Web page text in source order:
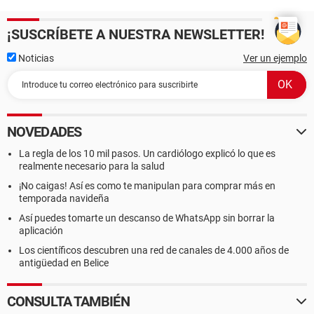
DMI Versión del motherboard
DMI Número de serie del motherboard [ TRIAL VERSION ]
DMI Fabricante del chasis
DMI Número de serie del chasis [ TRIAL VERSION ]
DMI Tipo de chasis Desktop Case
DMI Sockets de memoria Total / Libres 4 / 3
--------[ DMI ]---------------------------------------------------------------------------------------
------------------
[ BIOS ]
Propiedades del BIOS:
Fabricante Phoenix Technologies, LTD
Versión 6.00 PG
Fecha de salida 09/24/2004
Tamaño 256 KB
Dispositivos de arranque Floppy Disk, Hard Disk, CD-ROM,
¡SUSCRÍBETE A NUESTRA NEWSLETTER!
Noticias Ver un ejemplo
NOVEDADES
La regla de los 10 mil pasos. Un cardiólogo explicó lo que es
realmente necesario para la salud
¡No caigas! Así es como te manipulan para comprar más en
temporada navideña
Así puedes tomarte un descanso de WhatsApp sin borrar la
aplicación
Los científicos descubren una red de canales de 4.000 años de
antigüedad en Belice
CONSULTA TAMBIÉN